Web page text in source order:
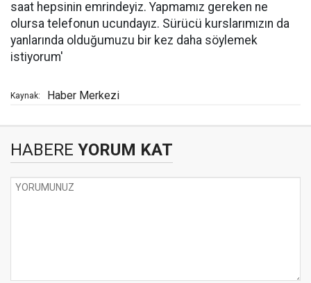
saat hepsinin emrindeyiz. Yapmamız gereken ne
olursa telefonun ucundayız. Sürücü kurslarımızın da
yanlarında olduğumuzu bir kez daha söylemek
istiyorum'
Kaynak: Haber Merkezi
HABERE YORUM KAT